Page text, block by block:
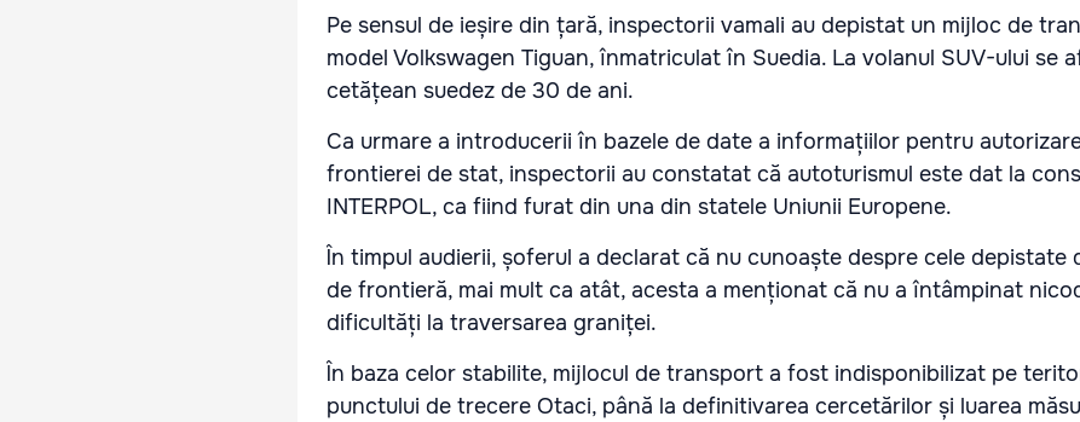
Pe sensul de ieșire din țară, inspectorii vamali au depistat un mijloc de
model Volkswagen Tiguan, înmatriculat în Suedia. La volanul SUV-ului se
cetățean suedez de 30 de ani.
Ca urmare a introducerii în bazele de date a informațiilor pentru
frontierei de stat, inspectorii au constatat că autoturismul este dat la
INTERPOL, ca fiind furat din una din statele Uniunii Europene.
În timpul audierii, șoferul a declarat că nu cunoaște despre cele depistate
de frontieră, mai mult ca atât, acesta a menționat că nu a întâmpinat
dificultăți la traversarea graniței.
În baza celor stabilite, mijlocul de transport a fost indisponibilizat pe
punctului de trecere Otaci, până la definitivarea cercetărilor și luarea